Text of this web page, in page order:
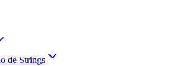
de Strings